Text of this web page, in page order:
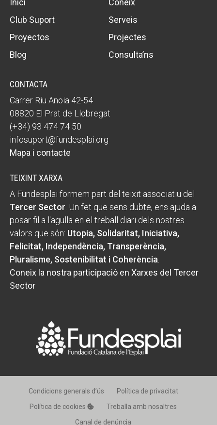
Inici
Coneix
Club Suport
Serveis
Proyectos
Projectes
Blog
Consulta’ns
CONTACTA
Carrer Riu Anoia 42-54
08820 El Prat de Llobregat
(+34) 93 474 74 50
infosuport@fundesplai.org
Mapa i contacte
TEIXINT XARXA
A Fundesplai formem part del teixit associatiu del
Tercer Sector . Un fet que sens dubte, ens ajuda a
posar fil a l'agulla en el treball diari dels nostres
valors que són: Utopia, Solidaritat, Iniciativa,
Felicitat, Independència, Transperència,
Pluralisme, Sostenibilitat i Coherència
Coneix la nostra participació en Xarxes del Tercer
Sector
Condicions generals d’ús
Política de privacitat
Política de cookies
Treballa amb nosaltres
Canal de denúncia